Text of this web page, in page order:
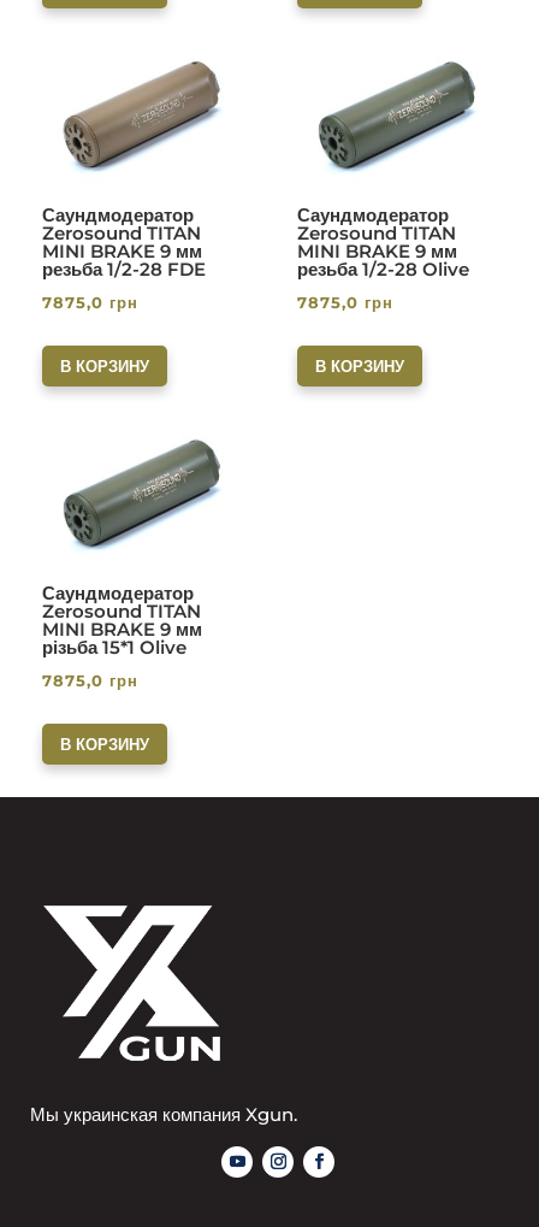
Саундмодератор
Zerosound TITAN
MINI BRAKE 9 мм
резьба 1/2-28 FDE
7875,0 грн
В КОРЗИНУ
Саундмодератор
Zerosound TITAN
MINI BRAKE 9 мм
резьба 1/2-28 Olive
7875,0 грн
В КОРЗИНУ
Саундмодератор
Zerosound TITAN
MINI BRAKE 9 мм
різьба 15*1 Olive
7875,0 грн
В КОРЗИНУ
Мы украинская компания Xgun.